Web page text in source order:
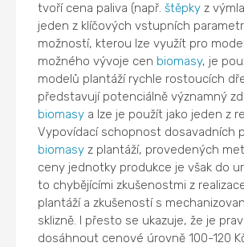
tvoří cena paliva (např.štěpky z
jeden z klíčových vstupních
možností, kterou lze využít pro
možného vývoje cen biomasy, je
modelů plantáží rychle rostoucích
představují potenciálně významný
biomasy a lze je použít jako jeden z
Vypovídací schopnost dosavadních
biomasy z plantáží, provedených
ceny jednotky produkce je však do
to chybějícími zkušenostmi z
plantáží a zkušeností s
sklizně. I přesto se ukazuje, že je
dosáhnout cenové úrovně 100-120